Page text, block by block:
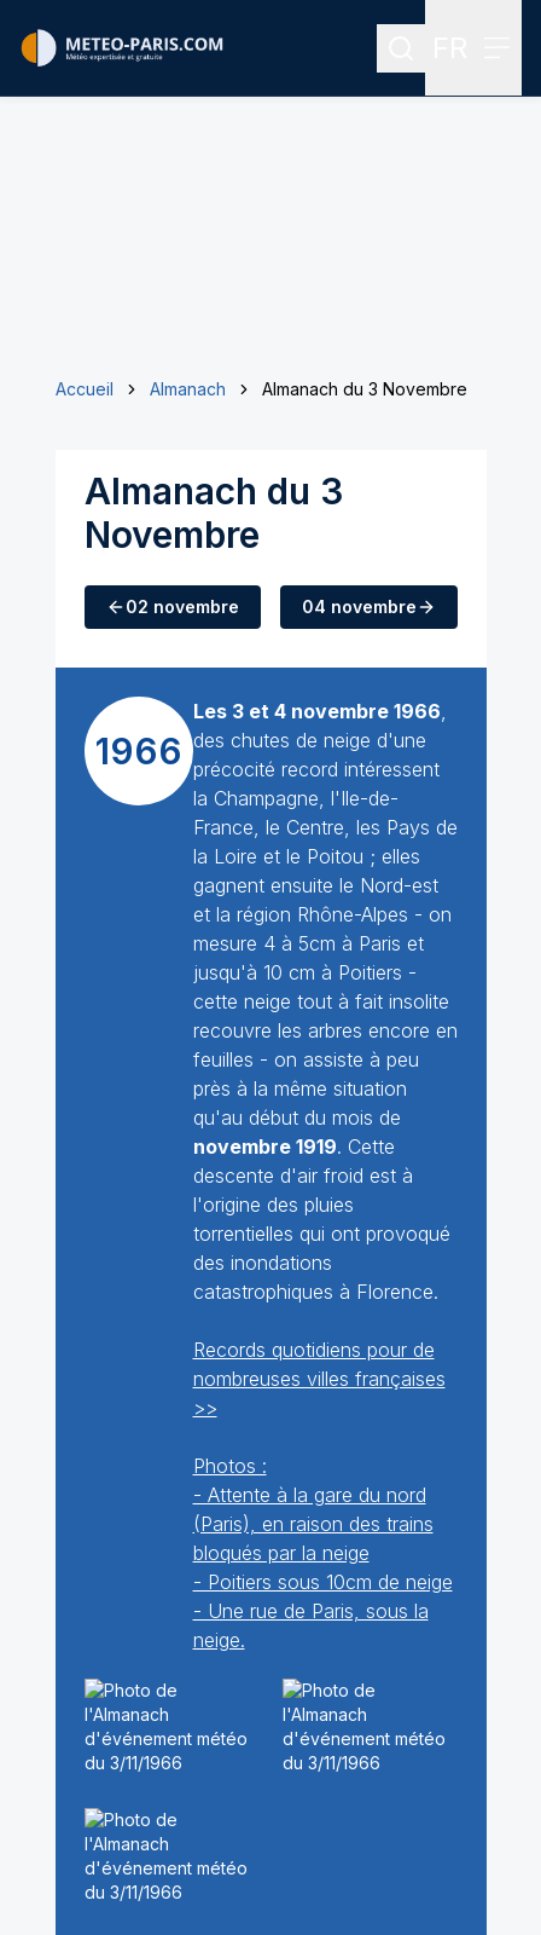
Rechercher
Accueil Almanach Almanach du 3 Novembre
Almanach du 3
Novembre
02 novembre 04 novembre
1966
Les 3 et 4 novembre 1966,
des chutes de neige d'une
précocité record intéressent
la Champagne, l'Ile-de-
France, le Centre, les Pays de
la Loire et le Poitou ; elles
gagnent ensuite le Nord-est
et la région Rhône-Alpes - on
mesure 4 à 5cm à Paris et
jusqu'à 10 cm à Poitiers -
cette neige tout à fait insolite
recouvre les arbres encore en
feuilles - on assiste à peu
près à la même situation
qu'au début du mois de
novembre 1919. Cette
descente d'air froid est à
l'origine des pluies
torrentielles qui ont provoqué
des inondations
catastrophiques à Florence.
Records quotidiens pour de
nombreuses villes françaises
>>
Photos :
- Attente à la gare du nord
(Paris), en raison des trains
bloqués par la neige
- Poitiers sous 10cm de neige
- Une rue de Paris, sous la
neige.